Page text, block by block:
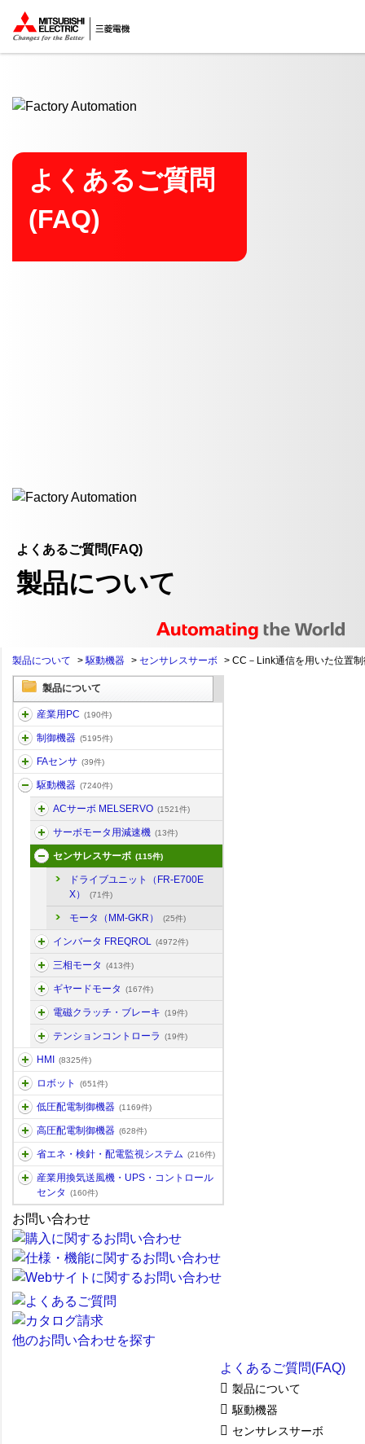
ここから本文
よくあるご質問
(FAQ)
よくあるご質問(FAQ)
製品について
製品について >駆動機器 > センサレスサーボ > CC－Link通信を用いた位置制
製品について
産業用PC (190件)
制御機器 (5195件)
FAセンサ (39件)
駆動機器 (7240件)
ACサーボ MELSERVO (1521件)
サーボモータ用減速機 (13件)
センサレスサーボ (115件)
ドライブユニット（FR-E700E
X）
(71件)
モータ（MM-GKR） (25件)
インバータ FREQROL (4972件)
三相モータ (413件)
ギヤードモータ (167件)
電磁クラッチ・ブレーキ (19件)
テンションコントローラ (19件)
HMI (8325件)
ロボット (651件)
低圧配電制御機器 (1169件)
高圧配電制御機器 (628件)
省エネ・検針・配電監視システム (216件)
産業用換気送風機・UPS・コントロール
センタ
(160件)
お問い合わせ
他のお問い合わせを探す
よくあるご質問(FAQ)
製品について
駆動機器
センサレスサーボ